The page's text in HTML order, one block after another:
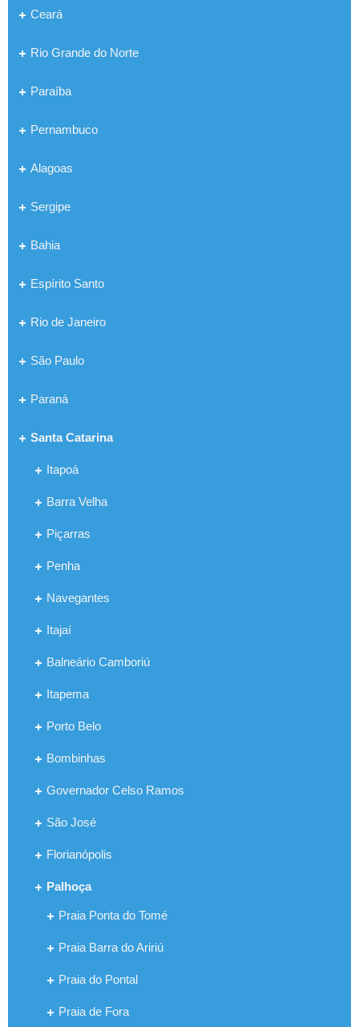
Ceará
Rio Grande do Norte
Paraíba
Pernambuco
Alagoas
Sergipe
Bahia
Espírito Santo
Rio de Janeiro
São Paulo
Paraná
Santa Catarina
Itapoá
Barra Velha
Piçarras
Penha
Navegantes
Itajaí
Balneário Camboriú
Itapema
Porto Belo
Bombinhas
Governador Celso Ramos
São José
Florianópolis
Palhoça
Praia Ponta do Tomé
Praia Barra do Aririú
Praia do Pontal
Praia de Fora